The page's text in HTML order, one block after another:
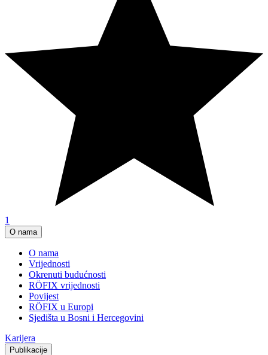
1
O nama
O nama
Vrijednosti
Okrenuti budućnosti
RÖFIX vrijednosti
Povijest
RÖFIX u Europi
Sjedišta u Bosni i Hercegovini
Karijera
Publikacije